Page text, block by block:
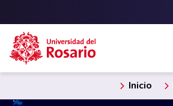
Inicio